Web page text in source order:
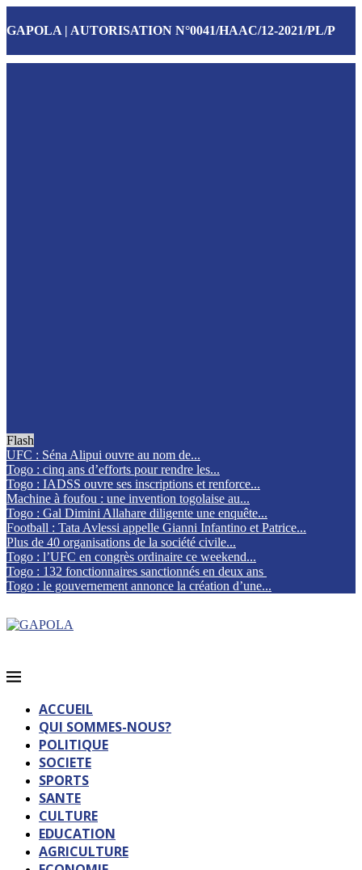
GAPOLA | AUTORISATION N°0041/HAAC/12-2021/PL/P
Flash
UFC : Séna Alipui ouvre au nom de...
Togo : cinq ans d’efforts pour rendre les...
Togo : IADSS ouvre ses inscriptions et renforce...
Machine à foufou : une invention togolaise au...
Togo : Gal Dimini Allahare diligente une enquête...
Football : Tata Avlessi appelle Gianni Infantino et Patrice...
Plus de 40 organisations de la société civile...
Togo : l’UFC en congrès ordinaire ce weekend...
Togo : 132 fonctionnaires sanctionnés en deux ans
Togo : le gouvernement annonce la création d’une...
ACCUEIL
QUI SOMMES-NOUS?
POLITIQUE
SOCIETE
SPORTS
SANTE
CULTURE
EDUCATION
AGRICULTURE